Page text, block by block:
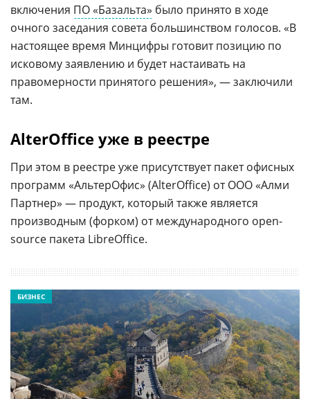
включения ПО «Базальта» было принято в ходе
очного заседания совета большинством голосов. «В
настоящее время Минцифры готовит позицию по
исковому заявлению и будет настаивать на
правомерности принятого решения», — заключили
там.
AlterOffice уже в реестре
При этом в реестре уже присутствует пакет офисных
программ «АльтерОфис» (AlterOffice) от ООО «Алми
Партнер» — продукт, который также является
производным (форком) от международного open-
source пакета LibreOffice.
БИЗНЕС